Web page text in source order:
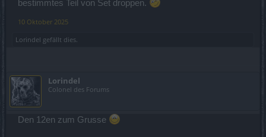
bestimmtes Teil von Set droppen.
10 Oktober 2025
Lorindel gefällt dies.
Lorindel
Colonel des Forums
Den 12en zum Grusse